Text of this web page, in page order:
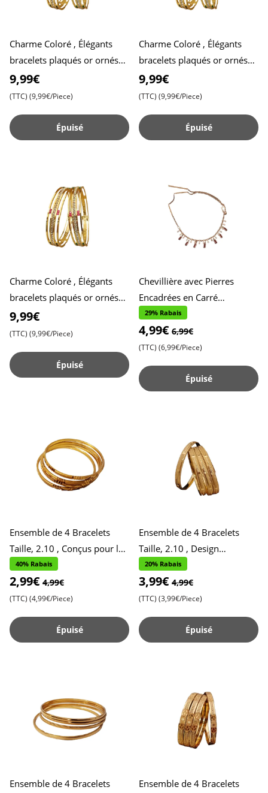
Charme Coloré , Élégants
bracelets plaqués or ornés
de pierres précieuses variées
pour un style viva
9,99€
(TTC) (9,99€/Piece)
Épuisé
Charme Coloré , Élégants
bracelets plaqués or ornés
de pierres précieuses variées
pour un style viva
9,99€
(TTC) (9,99€/Piece)
Épuisé
Charme Coloré , Élégants
bracelets plaqués or ornés
de pierres précieuses variées
pour un style viva
9,99€
(TTC) (9,99€/Piece)
Épuisé
Chevillière avec Pierres
Encadrées en Carré
Suspendues , Design Élégant
et Unique , Parfaite pour Aj
29% Rabais
4,99€ 6,99€
(TTC) (6,99€/Piece)
Épuisé
Ensemble de 4 Bracelets
Taille, 2.10 , Conçus pour le
Port Quotidien , Accessoires
Stylés et Pratiqu
40% Rabais
2,99€ 4,99€
(TTC) (4,99€/Piece)
Épuisé
Ensemble de 4 Bracelets
Taille, 2.10 , Design
Moderne pour le Quotidien ,
Accessoires Stylés et Poly
20% Rabais
3,99€ 4,99€
(TTC) (3,99€/Piece)
Épuisé
Ensemble de 4 Bracelets Ensemble de 4 Bracelets